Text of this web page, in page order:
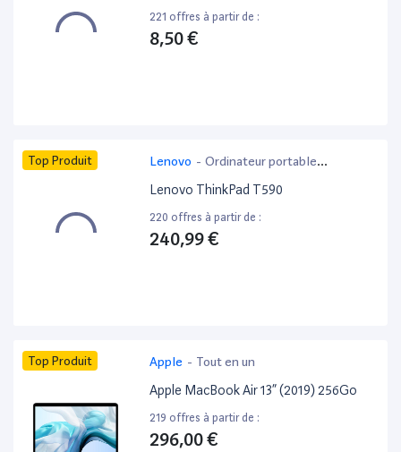
221 offres à partir de :
8,50 €
Top Produit Lenovo - Ordinateur portable
bureautique
Lenovo ThinkPad T590
220 offres à partir de :
240,99 €
Top Produit Apple - Tout en un
Apple MacBook Air 13” (2019) 256Go
219 offres à partir de :
296,00 €